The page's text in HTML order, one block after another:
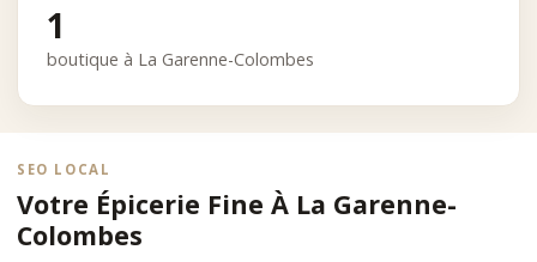
1
boutique à La Garenne-Colombes
SEO LOCAL
Votre Épicerie Fine À La Garenne-
Colombes